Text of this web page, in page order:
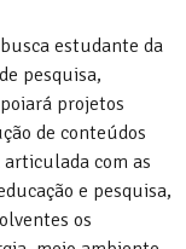
estudante da
pesquisa,
projetos
de conteúdos
com as
e pesquisa,
os